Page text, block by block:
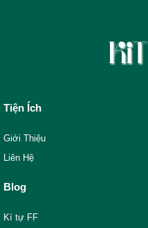
Tiện Ích
Giới Thiệu
Liên Hệ
Blog
Kí tự FF